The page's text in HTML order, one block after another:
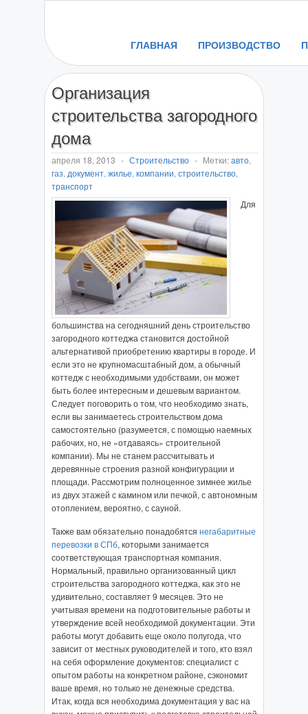
ГЛАВНАЯ ПРОИЗВОДСТВО
Организация
строительства загородного
дома
апреля 18, 2013 - Строительство - Метки:авто,
газ, документ, жилье, компании, строительство,
транспорт
Для
большинства на сегодняшний день строительство
загородного коттеджа становится достойной
альтернативой приобретению квартиры в городе. И
если это не крупномасштабный дом, а обычный
коттедж с необходимыми удобствами, он может
быть более интересным и дешевым вариантом.
Следует поговорить о том, что необходимо знать,
если вы занимаетесь строительством дома
самостоятельно (разумеется, с помощью наемных
рабочих, но, не «отдаваясь» строительной
компании). Мы не станем рассчитывать и
деревянные строения разной конфигурации и
площади. Рассмотрим полноценное зимнее жилье
из двух этажей с камином или печкой, с автономным
отоплением, вероятно, с сауной.
Также вам обязательно понадобятся негабаритные
перевозки в СПб, которыми занимается
соответствующая транспортная компания.
Нормальный, правильно организованный цикл
строительства загородного коттеджа, как это не
удивительно, составляет 9 месяцев. Это не
учитывая времени на подготовительные работы и
утверждение всей необходимой документации. Эти
работы могут добавить еще около полугода, что
зависит от местных руководителей и того, кто взял
на себя оформление документов: специалист с
опытом работы на конкретном районе, сэкономит
ваше время, но только не денежные средства.
Итак, когда вся необходима документация у вас на